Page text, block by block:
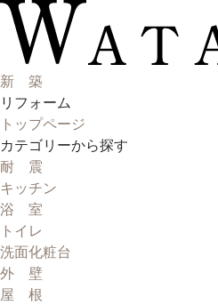
新 築
リフォーム
トップページ
カテゴリーから探す
耐 震
キッチン
浴 室
トイレ
洗面化粧台
外 壁
屋 根